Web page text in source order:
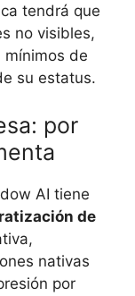
tendrá que
no visibles,
de
su estatus.
por
AI tiene
de
nativas
por